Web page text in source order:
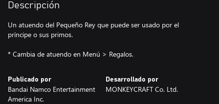
Descripción
Un atuendo del Pequeño Rey que puede ser usado por el
príncipe o sus primos.
* Cambia de atuendo en Menú > Regalos.
Publicado por
Bandai Namco Entertainment
America Inc.
Desarrollado por
MONKEYCRAFT Co. Ltd.